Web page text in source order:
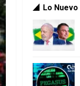
Lo Nuevo